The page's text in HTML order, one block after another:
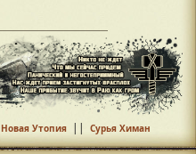
Новая Утопия || Сурья Химан